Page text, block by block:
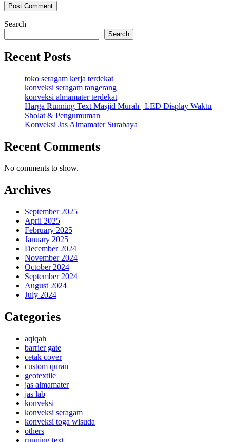
Search
Search
Recent Posts
toko seragam kerja terdekat
konveksi seragam tangerang
konveksi almamater terdekat
Harga Running Text Masjid Murah | LED Display Waktu
Sholat & Pengumuman
Konveksi Jas Almamater Surabaya
Recent Comments
No comments to show.
Archives
September 2025
April 2025
February 2025
January 2025
December 2024
November 2024
October 2024
September 2024
August 2024
July 2024
Categories
aqiqah
barrier gate
cetak cover
custom quran
geotextile
jas almamater
jas lab
konveksi
konveksi seragam
konveksi toga wisuda
others
running text